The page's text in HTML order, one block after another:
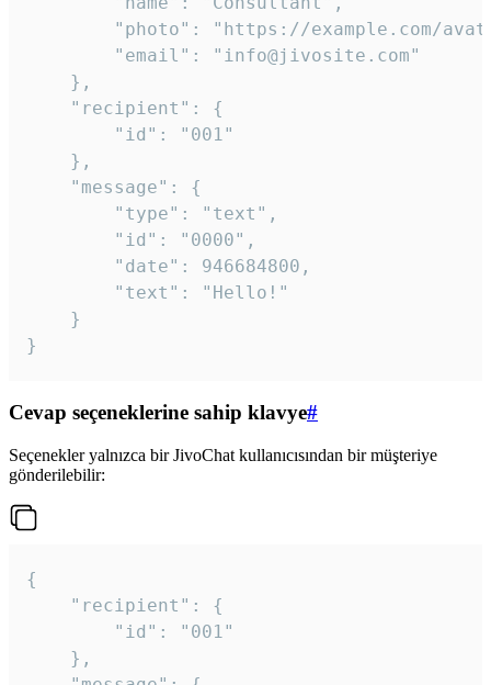
}
Cevap seçeneklerine sahip klavye#
Seçenekler yalnızca bir JivoChat kullanıcısından bir müşteriye
gönderilebilir:
{